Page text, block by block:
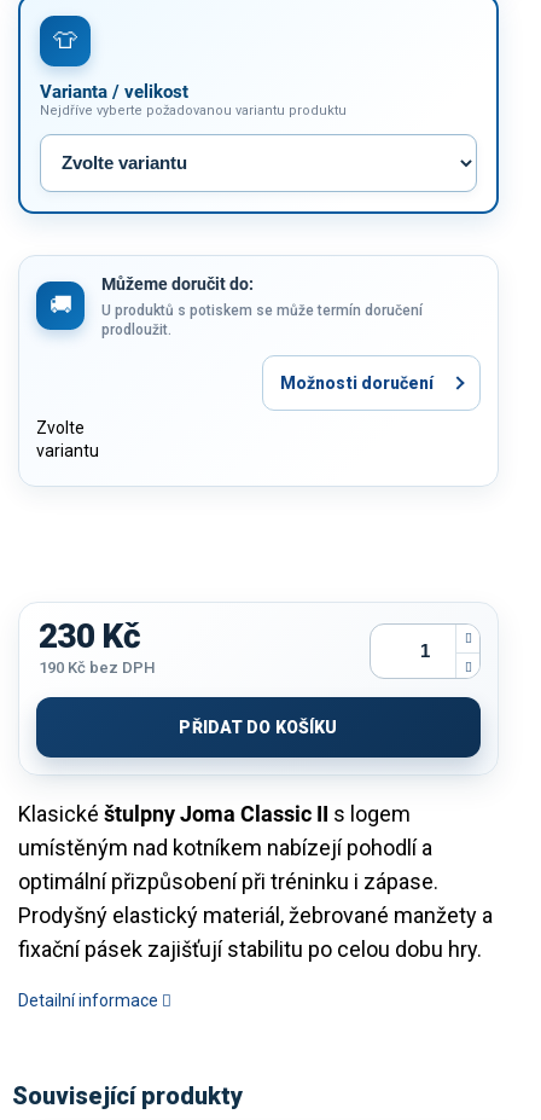
Varianta / velikost
Nejdříve vyberte požadovanou variantu produktu
Můžeme doručit do:
Zvolte
variantu
U produktů s potiskem se může termín doručení
prodloužit.
Možnosti doručení
Klasické štulpny Joma Classic II s logem
umístěným nad kotníkem nabízejí pohodlí a
optimální přizpůsobení při tréninku i zápase.
Prodyšný elastický materiál, žebrované manžety a
fixační pásek zajišťují stabilitu po celou dobu hry.
Detailní informace
230 Kč
190 Kč bez DPH
cena:
PŘIDAT DO KOŠÍKU
Související produkty